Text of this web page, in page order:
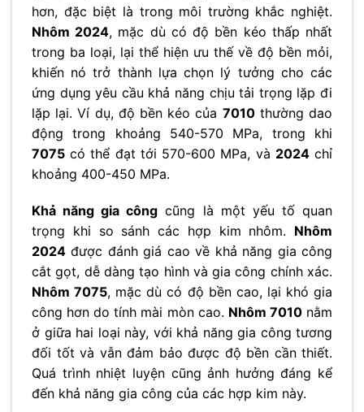
hơn, đặc biệt là trong môi trường khắc nghiệt.
Nhôm 2024, mặc dù có độ bền kéo thấp nhất
trong ba loại, lại thể hiện ưu thế về độ bền mỏi,
khiến nó trở thành lựa chọn lý tưởng cho các
ứng dụng yêu cầu khả năng chịu tải trọng lặp đi
lặp lại. Ví dụ, độ bền kéo của 7010thường dao
động trong khoảng 540-570 MPa, trong khi
7075 có thể đạt tới 570-600 MPa, và 2024chỉ
khoảng 400-450 MPa.
Khả năng gia công cũng là một yếu tố quan
trọng khi so sánh các hợp kim nhôm. Nhôm
2024 được đánh giá cao về khả năng gia công
cắt gọt, dễ dàng tạo hình và gia công chính xác.
Nhôm 7075, mặc dù có độ bền cao, lại khó gia
công hơn do tính mài mòn cao. Nhôm 7010nằm
ở giữa hai loại này, với khả năng gia công tương
đối tốt và vẫn đảm bảo được độ bền cần thiết.
Quá trình nhiệt luyện cũng ảnh hưởng đáng kể
đến khả năng gia công của các hợp kim này.